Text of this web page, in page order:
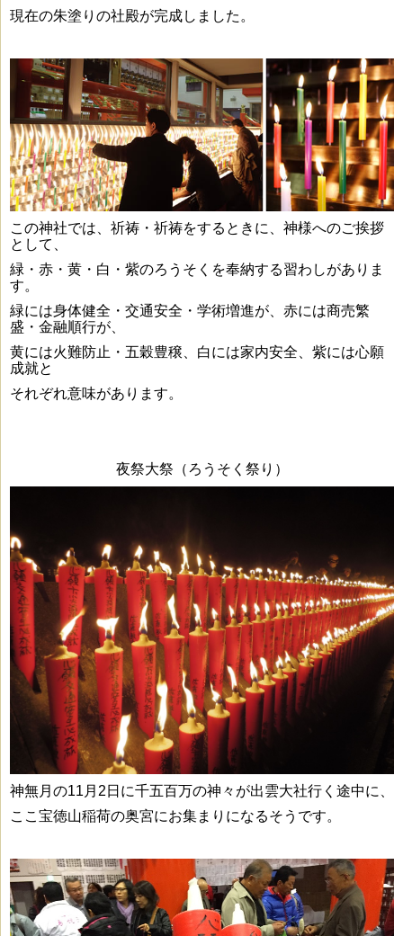
現在の朱塗りの社殿が完成しました。
この神社では、祈祷・祈祷をするときに、神様へのご挨拶
として、
緑・赤・黄・白・紫のろうそくを奉納する習わしがありま
す。
緑には身体健全・交通安全・学術増進が、赤には商売繁
盛・金融順行が、
黄には火難防止・五穀豊穣、白には家内安全、紫には心願
成就と
それぞれ意味があります。
夜祭大祭（ろうそく祭り）
神無月の11月2日に千五百万の神々が出雲大社行く途中に、
ここ宝徳山稲荷の奥宮にお集まりになるそうです。